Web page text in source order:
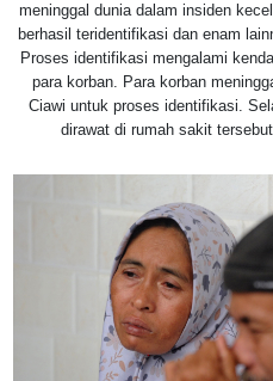
meninggal dunia dalam insiden
berhasil teridentifikasi dan enam
Proses identifikasi mengalami
para korban. Para korban
Ciawi untuk proses identifikasi.
dirawat di rumah sakit